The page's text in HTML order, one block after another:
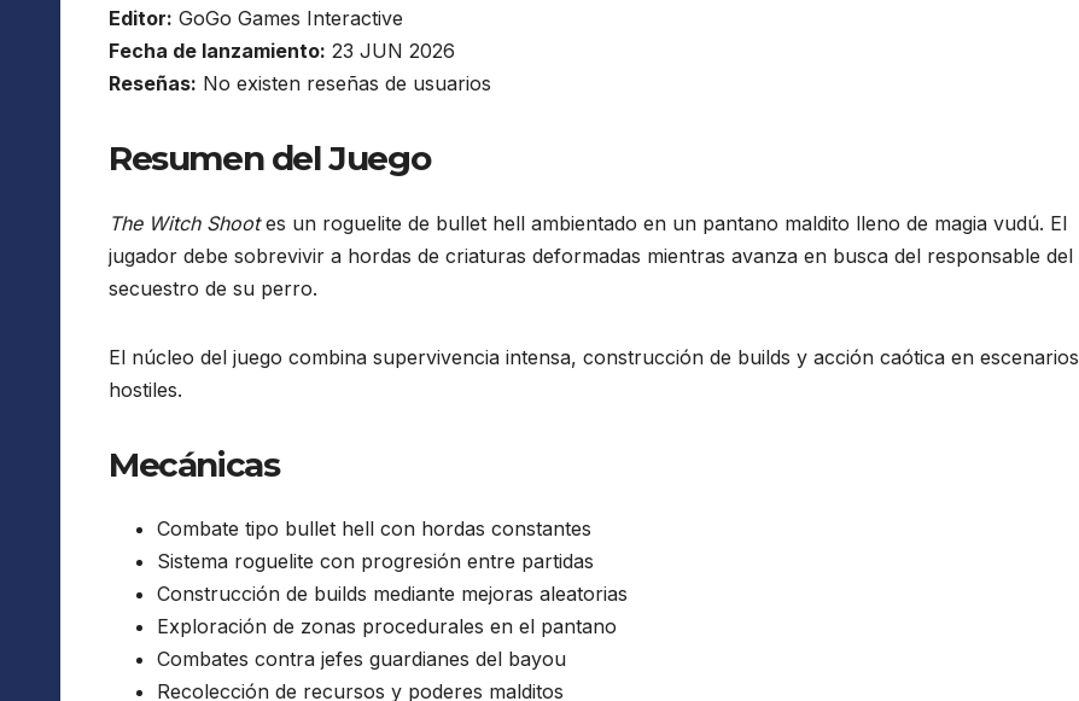
Editor: GoGo Games Interactive
Fecha de lanzamiento: 23 JUN 2026
Reseñas: No existen reseñas de usuarios
Resumen del Juego
The Witch Shootes un roguelite de bullet hell ambientado en un pantano maldito lleno de magia vudú. El
jugador debe sobrevivir a hordas de criaturas deformadas mientras avanza en busca del responsable del
secuestro de su perro.
El núcleo del juego combina supervivencia intensa, construcción de builds y acción caótica en escenarios
hostiles.
Mecánicas
Combate tipo bullet hell con hordas constantes
Sistema roguelite con progresión entre partidas
Construcción de builds mediante mejoras aleatorias
Exploración de zonas procedurales en el pantano
Combates contra jefes guardianes del bayou
Recolección de recursos y poderes malditos